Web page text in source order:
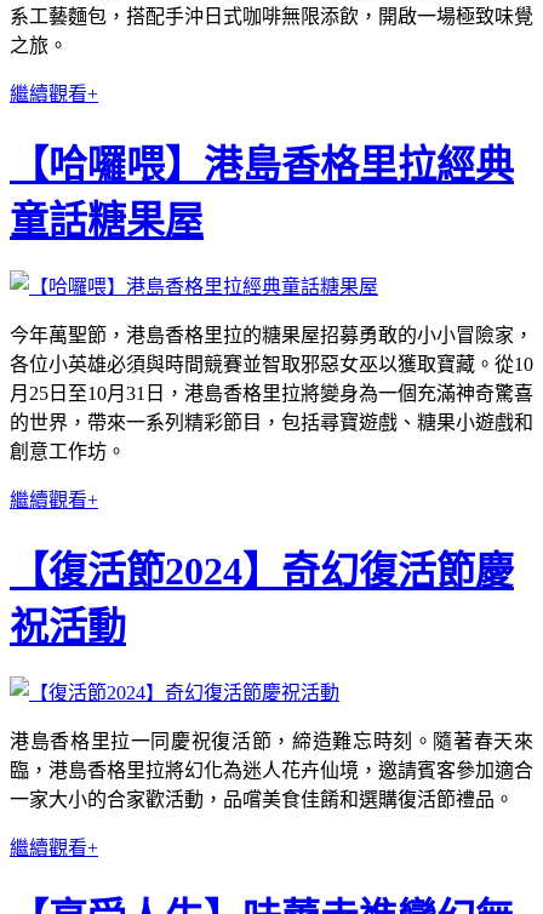
系工藝麵包，搭配手沖日式咖啡無限添飲，開啟一場極致味覺
之旅。
繼續觀看+
【哈囉喂】港島香格里拉經典
童話糖果屋
今年萬聖節，港島香格里拉的糖果屋招募勇敢的小小冒險家，
各位小英雄必須與時間競賽並智取邪惡女巫以獲取寶藏。從10
月25日至10月31日，港島香格里拉將變身為一個充滿神奇驚喜
的世界，帶來一系列精彩節目，包括尋寶遊戲、糖果小遊戲和
創意工作坊。
繼續觀看+
【復活節2024】奇幻復活節慶
祝活動
港島香格里拉一同慶祝復活節，締造難忘時刻。隨著春天來
臨，港島香格里拉將幻化為迷人花卉仙境，邀請賓客參加適合
一家大小的合家歡活動，品嚐美食佳餚和選購復活節禮品。
繼續觀看+